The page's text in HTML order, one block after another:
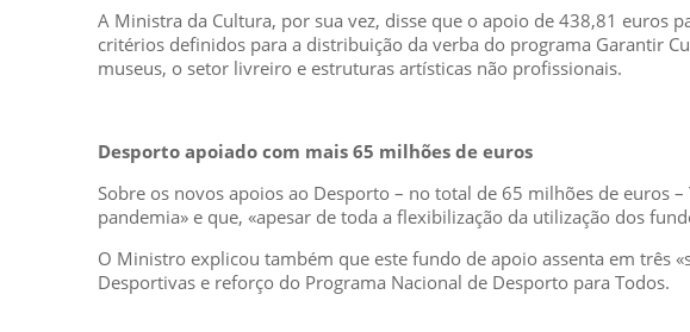
A Ministra da Cultura, por sua vez, disse que o apoio de 438,81 euros
critérios definidos para a distribuição da verba do programa Garantir
museus, o setor livreiro e estruturas artísticas não profissionais.
Desporto apoiado com mais 65 milhões de euros
Sobre os novos apoios ao Desporto – no total de 65 milhões de euros
pandemia» e que, «apesar de toda a flexibilização da utilização dos
O Ministro explicou também que este fundo de apoio assenta em três
Desportivas e reforço do Programa Nacional de Desporto para Todos.